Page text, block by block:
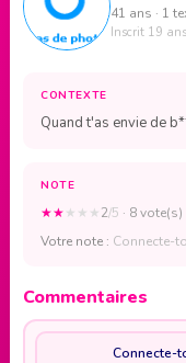
41 ans · 1
Inscrit 19 ans
CONTEXTE
Quand t'as envie de
NOTE
★★★ ★ ★2/5 · 8 vote(s)
Votre note : Connecte-
Commentaires
Connecte-